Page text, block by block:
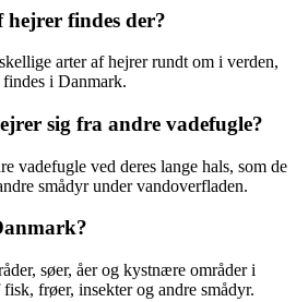
findes der?
arter af hejrer rundt om i verden,
i Danmark.
sig fra andre vadefugle?
vadefugle ved deres lange hals, som de
smådyr under vandoverfladen.
søer, åer og kystnære områder i
frøer, insekter og andre smådyr.